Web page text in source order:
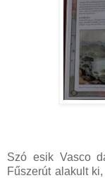
Szó esik Vasco
Fűszerút alakult